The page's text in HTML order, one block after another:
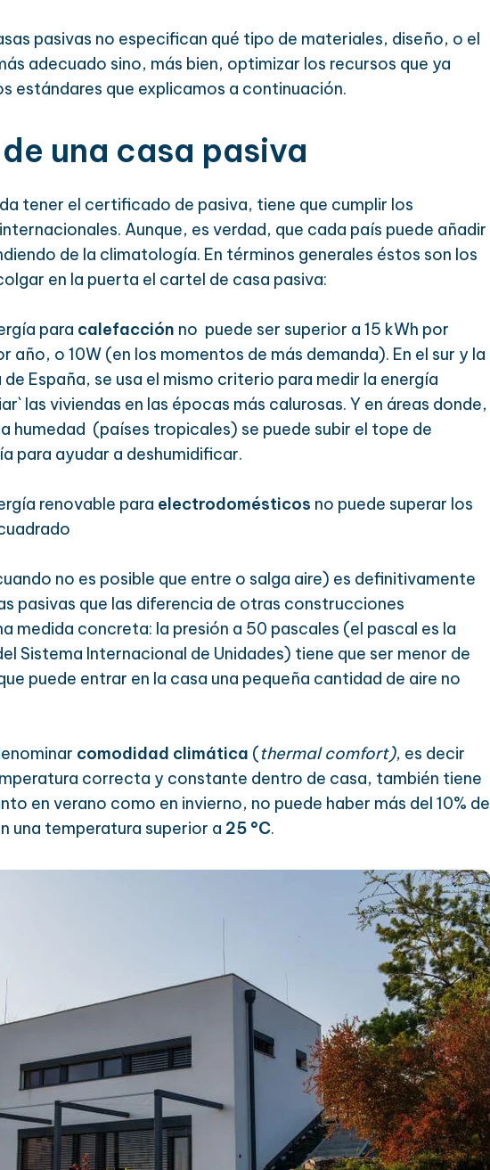
pasivas no especifican qué tipo de materiales, diseño, o el
adecuado sino, más bien, optimizar los recursos que ya
estándares que explicamos a continuación.
una casa pasiva
tener el certificado de pasiva, tiene que cumplir los
Aunque, es verdad, que cada país puede añadir
de la climatología. En términos generales éstos son los
en la puerta el cartel de casa pasiva:
para calefacción no puede ser superior a 15 kWh por
año, o 10W (en los momentos de más demanda). En el sur y la
España, se usa el mismo criterio para medir la energía
las viviendas en las épocas más calurosas. Y en áreas donde,
humedad (países tropicales) se puede subir el tope de
para ayudar a deshumidificar.
renovable para electrodomésticos no puede superar los
no es posible que entre o salga aire) es definitivamente
pasivas que las diferencia de otras construcciones
medida concreta: la presión a 50 pascales (el pascal es la
Sistema Internacional de Unidades) tiene que ser menor de
puede entrar en la casa una pequeña cantidad de aire no
comodidad climática (thermal comfort), es decir
correcta y constante dentro de casa, también tiene
en verano como en invierno, no puede haber más del 10% de
una temperatura superior a 25 °C.